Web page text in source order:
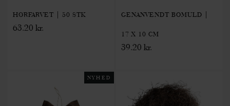
HØRFARVET | 50 STK
63.20 kr.
GENANVENDT BOMULD |
17 X 10 CM
39.20 kr.
NYHED